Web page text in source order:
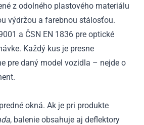
z odolného plastového materiálu
výdržou a farebnou stálosťou.
a ČSN EN 1836 pre optické
Každý kus je presne
pre daný model vozidla – nejde o
okná. Ak je pri produkte
, balenie obsahuje aj deflektory